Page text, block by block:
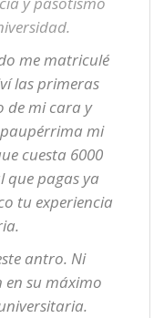
me matriculé
las primeras
de mi cara y
mi
cuesta 6000
que pagas ya
tu experiencia
antro. Ni
en su máximo